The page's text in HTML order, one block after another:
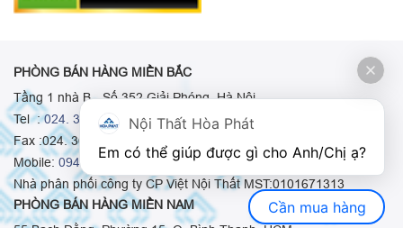
PHÒNG BÁN HÀNG MIỀN BẮC
Tầng 1 nhà B - Số 352 Giải Phóng, Hà Nội
Tel :024. 3665 8498-024. 3665 8966-024. 3665 8993
Fax :024. 3664.9379
Mobile: 0948.511.555- 0973.375.668- 0942.155.688
Nhà phân phối công ty CP Việt Nội Thất MST:0101671313
PHÒNG BÁN HÀNG MIỀN NAM
Nội Thất Hòa Phát
Cần mua hàng